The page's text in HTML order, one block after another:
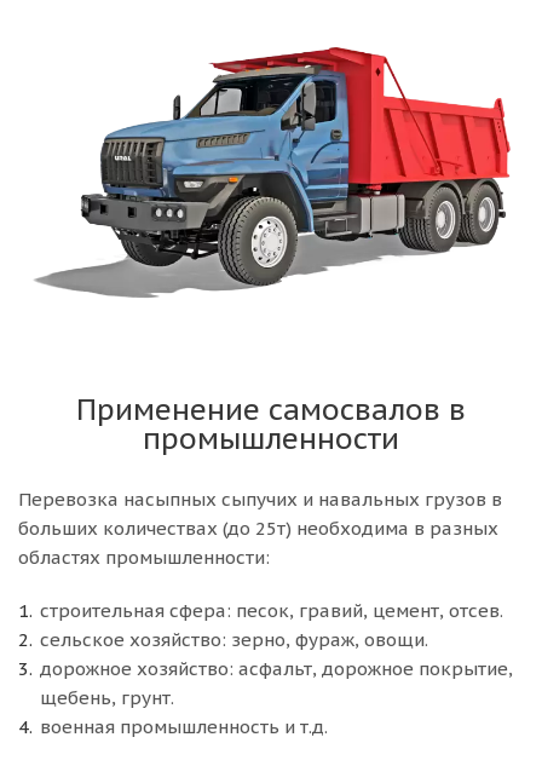
Применение самосвалов в
промышленности
Перевозка насыпных сыпучих и навальных грузов в
больших количествах (до 25т) необходима в разных
областях промышленности:
строительная сфера: песок, гравий, цемент, отсев.
сельское хозяйство: зерно, фураж, овощи.
дорожное хозяйство: асфальт, дорожное покрытие,
щебень, грунт.
военная промышленность и т.д.